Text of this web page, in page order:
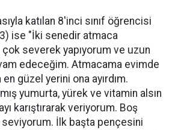
katılan 8'inci sınıf öğrencisi
ise "İki senedir atmaca
severek yapıyorum ve uzun
edeceğim. Atmacama evimde
güzel yerini ona ayırdım.
yumurta, yürek ve vitamin alsın
karıştırarak veriyorum. Boş
seviyorum. İlk başta pençesini